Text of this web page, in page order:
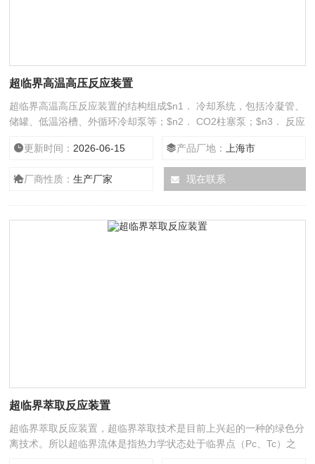
超临界高温高压反应装置
超临界高温高压反应装置的结构组成$n1． 冷却系统，包括冷凝管、
储罐、低温浴槽、外循环冷却泵等；$n2． CO2柱塞泵；$n3． 反应
更新时间： 2026-06-15 产品厂地： 上海市
厂商性质：生产厂家 现在联系
超临界萃取反应装置
超临界萃取反应装置，超临界萃取技术是目前上兴起的一种的绿色分
离技术。所以超临界流体是指热力学状态处于临界点（Pc、Tc）之